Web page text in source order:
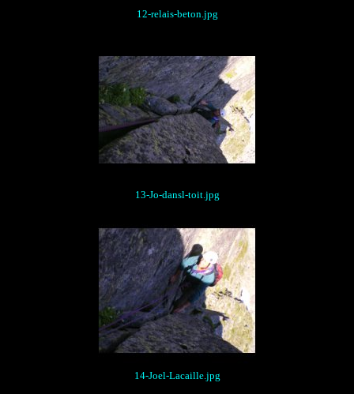
12-relais-beton.jpg
13-Jo-dansl-toit.jpg
14-Joel-Lacaille.jpg